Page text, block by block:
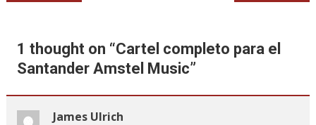
1 thought on “Cartel completo para el
Santander Amstel Music”
James Ulrich